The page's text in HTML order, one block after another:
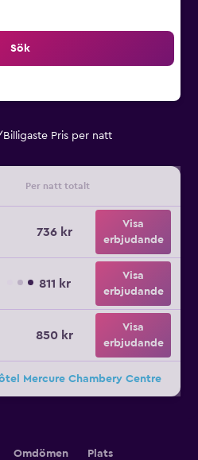
Sök
Billigaste Pris per natt
Per natt totalt
736 kr
Visa
erbjudande
811 kr
Visa
erbjudande
850 kr
Visa
erbjudande
Mercure Chambery Centre
Omdömen Plats